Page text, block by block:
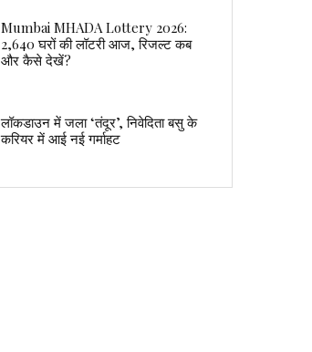
Mumbai MHADA Lottery 2026:
2,640 घरों की लॉटरी आज, रिजल्ट कब
और कैसे देखें?
लॉकडाउन में जला ‘तंदूर’, निवेदिता बसु के
करियर में आई नई गर्माहट